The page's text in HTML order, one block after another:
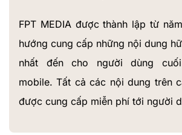
FPT MEDIA được thành lập từ
hướng cung cấp những nội dung
nhất đến cho người dùng
mobile. Tất cả các nội dung trên
được cung cấp miễn phí tới người